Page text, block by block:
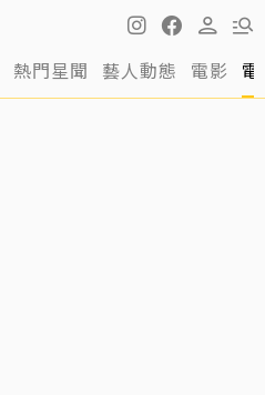
熱門星聞 藝人動態 電影